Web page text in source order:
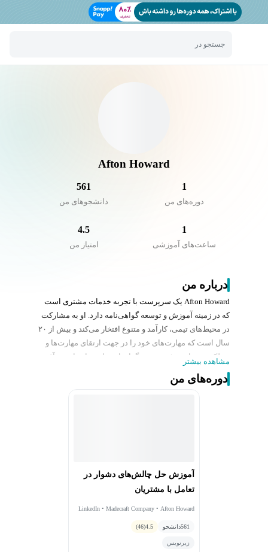
جستجو در
Afton Howard
1
دوره‌های من
561
دانشجو‌های من
1
ساعت‌های آموزشی
4.5
امتیاز من
درباره من
Afton Howard یک سرپرست با تجربه خدمات مشتری است
که در زمینه آموزش و توسعه گواهی‌نامه دارد. او به مشارکت
در محیط‌های تیمی، کارآمد و متنوع افتخار می‌کند و بیش از ۲۰
سال است که مهارت‌های خود را در جهت ارتقای مهارت‌ها و
عملکرد خدمات مشتری به دیگران اختصاص داده است. آفتن
در حال حاضر هم در خط مقدم و هم پشت صحنه در صنعت
هوانوردی فعالیت می‌کند تا محیطی پویا و مؤثر در خدمات
نوادا به پایان رسانده است.
مشاهده بیشتر
دوره‌های من
آموزش حل چالش‌های دشوار در
تعامل با مشتریان
LinkedIn • Madecraft Company • Afton Howard
561دانشجو 4.5
(46)
زیرنویس